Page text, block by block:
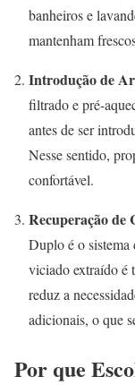
banheiros e
mantenham
Introdução de
filtrado e pré-
antes de ser
Nesse sentido,
confortável.
Recuperação de
Duplo é o sistema
viciado extraído é
reduz a
adicionais, o que
Por que